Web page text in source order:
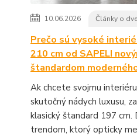
10.06.2026 Články o
Prečo sú vysoké
210 cm od SAPELI
štandardom
Ak chcete svojmu
skutočný nádych luxusu,
klasický štandard 197 cm.
trendom, ktorý opticky